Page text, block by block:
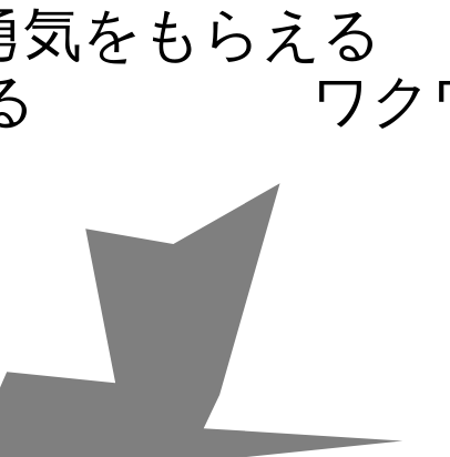
気をもらえる
ワク